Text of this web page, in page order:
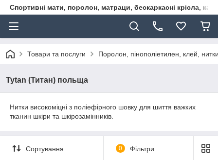
Спортивні мати, поролон, матраци, бескаркасні крісла,
Товари та послуги Поролон, пінополіетилен, клей,
Tytan (Титан) польща
Нитки високоміцні з поліефірного шовку для шиття важких
тканин шкіри та шкірозамінників.
Сортування 0 Фільтри